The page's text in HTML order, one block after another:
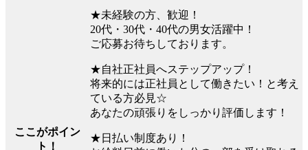
ここがポイン
ト！
★未経験の方、歓迎！
20代・30代・40代の男女活躍中！
ご応募お待ちしております。
★自社正社員へステップアップ！
将来的には正社員として働きたい！と考え
ている方必見☆
あなたの頑張りをしっかり評価します！
★日払い制度あり！